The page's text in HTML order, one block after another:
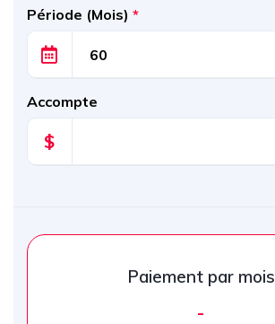
Période (Mois) *
Accompte
$
Paiement par mois
-